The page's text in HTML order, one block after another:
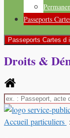
Passeports
Passeports Cartes d
Droits &
Accueil particuliers